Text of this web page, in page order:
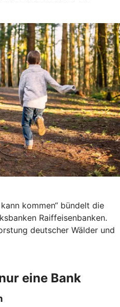
kommen“ bündelt die
Raiffeisenbanken.
deutscher Wälder und
eine Bank